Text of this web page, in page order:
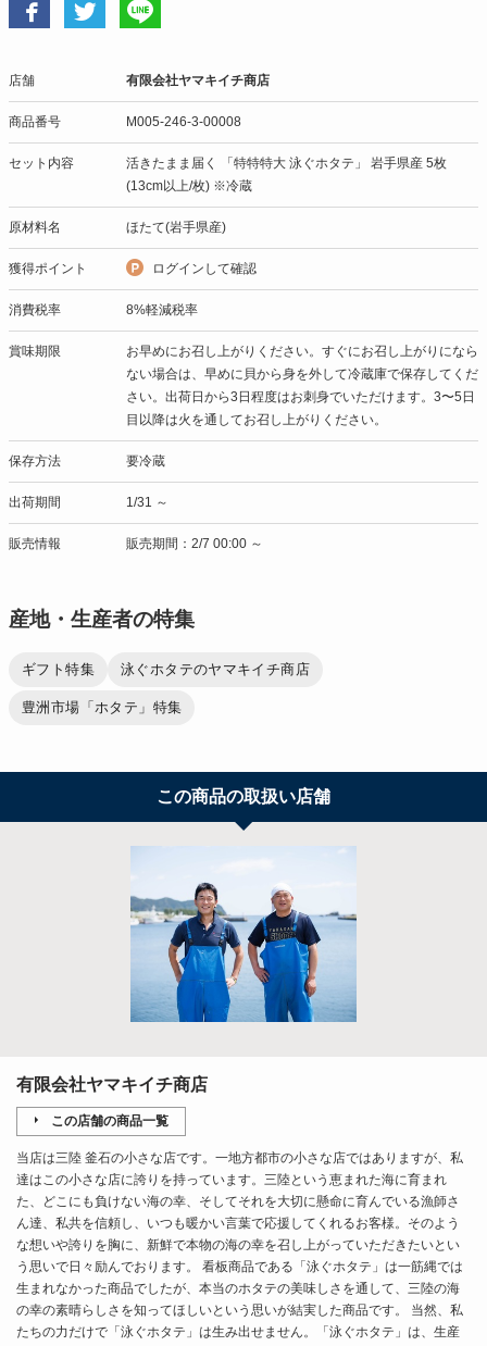
店舗 有限会社ヤマキイチ商店
商品番号 M005-246-3-00008
セット内容
活きたまま届く 「特特特大 泳ぐホタテ」 岩手県産 5枚
(13cm以上/枚) ※冷蔵
原材料名 ほたて(岩手県産)
獲得ポイント ログインして確認
消費税率 8%軽減税率
賞味期限
お早めにお召し上がりください。すぐにお召し上がりになら
ない場合は、早めに貝から身を外して冷蔵庫で保存してくだ
さい。出荷日から3日程度はお刺身でいただけます。3〜5日
目以降は火を通してお召し上がりください。
保存方法 要冷蔵
出荷期間 1/31 ～
販売情報 販売期間：2/7 00:00 ～
産地・生産者の特集
ギフト特集 泳ぐホタテのヤマキイチ商店
豊洲市場「ホタテ」特集
この商品の取扱い店舗
有限会社ヤマキイチ商店
この店舗の商品一覧
当店は三陸 釜石の小さな店です。一地方都市の小さな店ではありますが、私
達はこの小さな店に誇りを持っています。三陸という恵まれた海に育まれ
た、どこにも負けない海の幸、そしてそれを大切に懸命に育んでいる漁師さ
ん達、私共を信頼し、いつも暖かい言葉で応援してくれるお客様。そのよう
な想いや誇りを胸に、新鮮で本物の海の幸を召し上がっていただきたいとい
う思いで日々励んでおります。 看板商品である「泳ぐホタテ」は一筋縄では
生まれなかった商品でしたが、本当のホタテの美味しさを通して、三陸の海
の幸の素晴らしさを知ってほしいという思いが結実した商品です。 当然、私
たちの力だけで「泳ぐホタテ」は生み出せません。「泳ぐホタテ」は、生産